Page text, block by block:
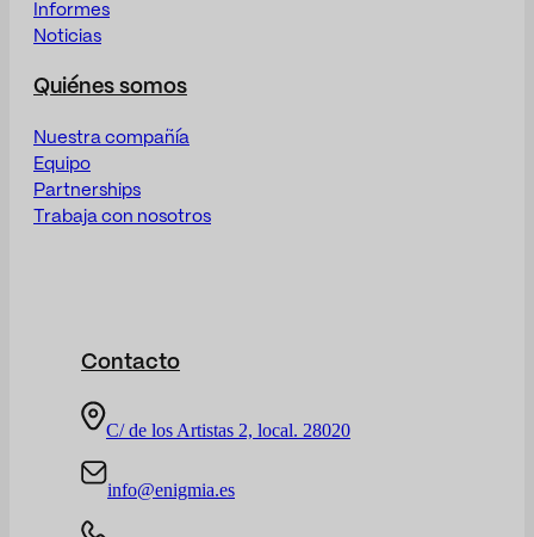
Informes
Noticias
Quiénes somos
Nuestra compañía
Equipo
Partnerships
Trabaja con nosotros
Contacto
C/ de los Artistas 2, local. 28020
info@enigmia.es